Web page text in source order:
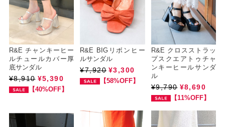
R&E チャンキーヒー
ルチュールカバー厚
底サンダル
¥8,910 ¥5,390
【40%OFF】
R&E BIGリボンヒー
ルサンダル
¥7,920 ¥3,300
【58%OFF】
R&E クロスストラッ
プスクエアトゥチャ
ンキーヒールサンダ
ル
¥9,790 ¥8,690
【11%OFF】